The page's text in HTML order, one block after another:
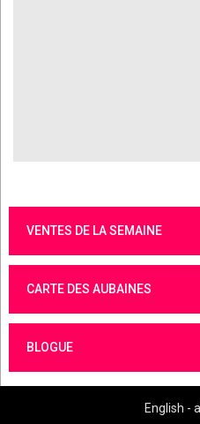
VENTES DE LA SEMAINE
CARTE DES AUBAINES
BLOGUE
English -